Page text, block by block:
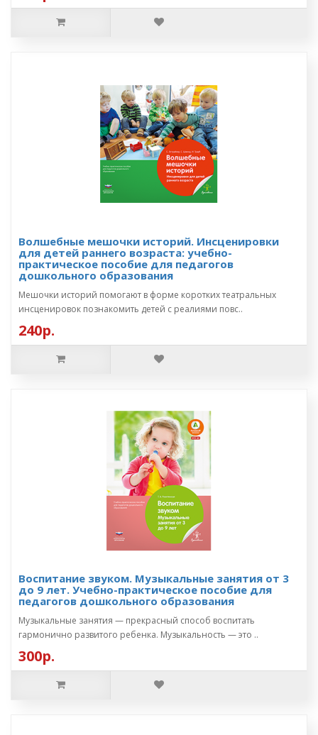
Волшебные мешочки историй. Инсценировки
для детей раннего возраста: учебно-
практическое пособие для педагогов
дошкольного образования
Мешочки историй помогают в форме коротких театральных
инсценировок познакомить детей с реалиями повс..
240р.
Воспитание звуком. Музыкальные занятия от 3
до 9 лет. Учебно-практическое пособие для
педагогов дошкольного образования
Музыкальные занятия — прекрасный способ воспитать
гармонично развитого ребенка. Музыкальность — это ..
300р.